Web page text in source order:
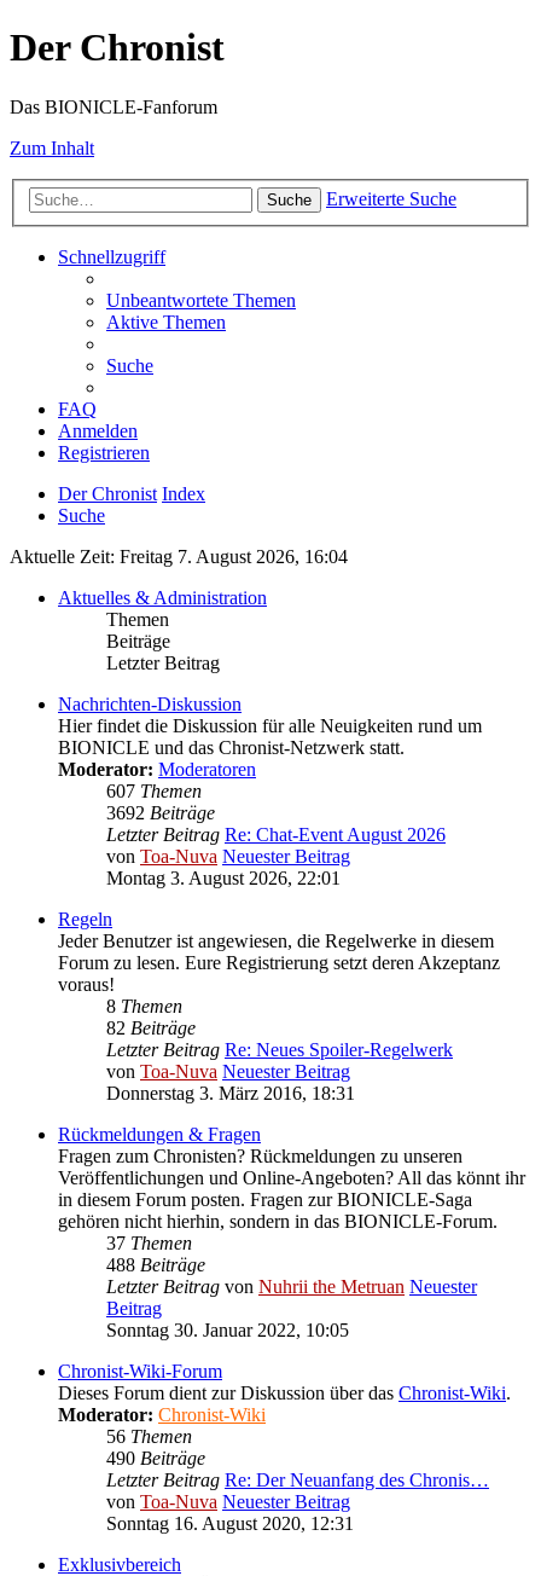
Der Chronist
Das BIONICLE-Fanforum
Zum Inhalt
Suche Erweiterte Suche
Schnellzugriff
Unbeantwortete Themen
Aktive Themen
Suche
FAQ
Anmelden
Registrieren
Der Chronist Index
Suche
Aktuelle Zeit: Freitag 7. August 2026, 16:04
Aktuelles & Administration
Themen
Beiträge
Letzter Beitrag
Nachrichten-Diskussion
Hier findet die Diskussion für alle Neuigkeiten rund um
BIONICLE und das Chronist-Netzwerk statt.
Moderator: Moderatoren
607 Themen
3692 Beiträge
Letzter Beitrag Re: Chat-Event August 2026
von Toa-Nuva Neuester Beitrag
Montag 3. August 2026, 22:01
Regeln
Jeder Benutzer ist angewiesen, die Regelwerke in diesem
Forum zu lesen. Eure Registrierung setzt deren Akzeptanz
voraus!
8 Themen
82 Beiträge
Letzter Beitrag Re: Neues Spoiler-Regelwerk
von Toa-Nuva Neuester Beitrag
Donnerstag 3. März 2016, 18:31
Rückmeldungen & Fragen
Fragen zum Chronisten? Rückmeldungen zu unseren
Veröffentlichungen und Online-Angeboten? All das könnt ihr
in diesem Forum posten. Fragen zur BIONICLE-Saga
gehören nicht hierhin, sondern in das BIONICLE-Forum.
37 Themen
488 Beiträge
Letzter Beitrag von Nuhrii the Metruan Neuester
Beitrag
Sonntag 30. Januar 2022, 10:05
Chronist-Wiki-Forum
Dieses Forum dient zur Diskussion über das Chronist-Wiki.
Moderator: Chronist-Wiki
56 Themen
490 Beiträge
Letzter Beitrag Re: Der Neuanfang des Chronis…
von Toa-Nuva Neuester Beitrag
Sonntag 16. August 2020, 12:31
Exklusivbereich